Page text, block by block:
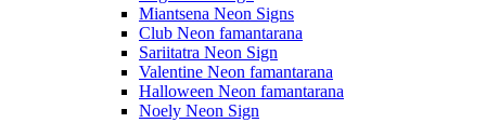
Miantsena Neon Signs
Club Neon famantarana
Sariitatra Neon Sign
Valentine Neon famantarana
Halloween Neon famantarana
Noely Neon Sign